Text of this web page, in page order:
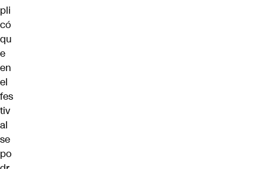
pli
có
qu
e
en
el
fes
tiv
al
se
po